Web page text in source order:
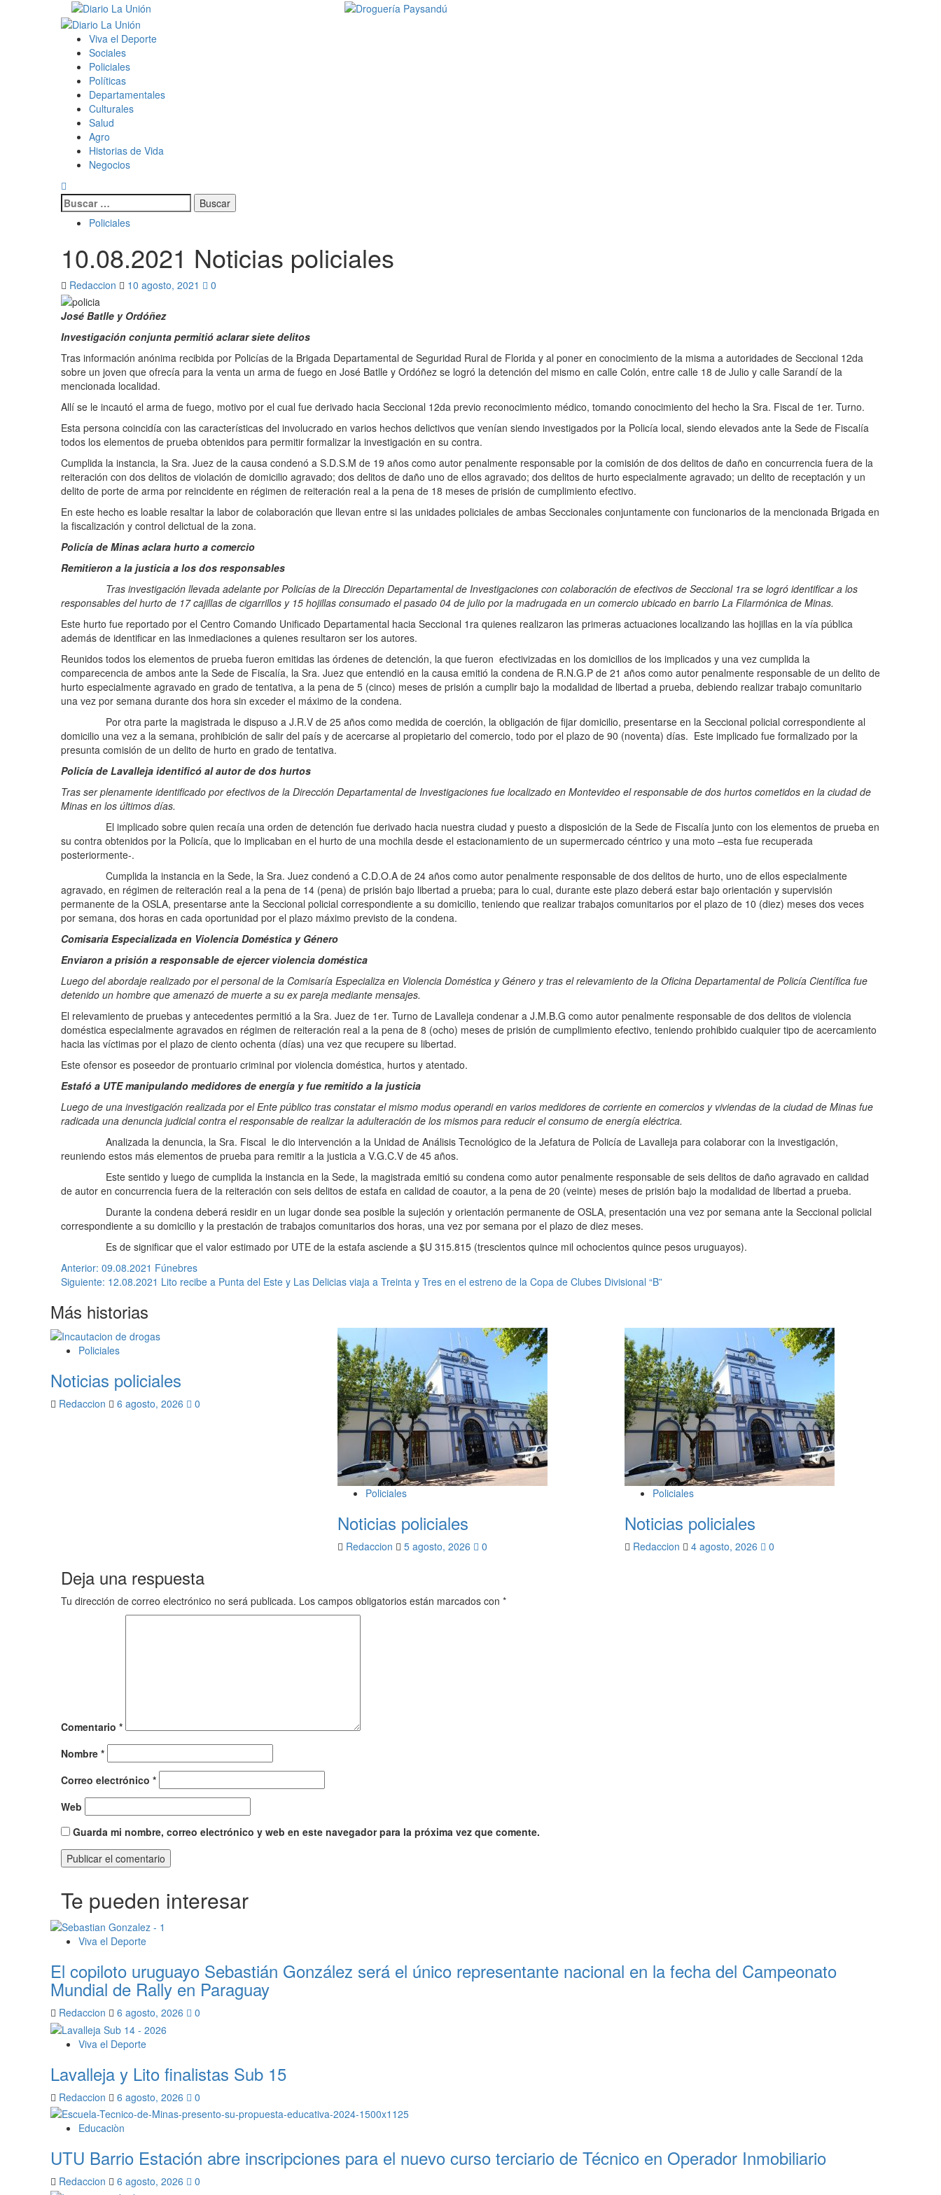
Menú
primarioViva el Deporte
Sociales
Policiales
Políticas
Departamentales
Culturales
Salud
Agro
Historias de Vida
Negocios
Buscar:
Policiales
10.08.2021 Noticias policiales
Redaccion 10 agosto, 2021 0
José Batlle y Ordóñez
Investigación conjunta permitió aclarar siete delitos
Tras información anónima recibida por Policías de la Brigada Departamental de Seguridad Rural de Florida y al poner en conocimiento de la misma a autoridades de Seccional 12da
sobre un joven que ofrecía para la venta un arma de fuego en José Batlle y Ordóñez se logró la detención del mismo en calle Colón, entre calle 18 de Julio y calle Sarandí de la
mencionada localidad.
Allí se le incautó el arma de fuego, motivo por el cual fue derivado hacia Seccional 12da previo reconocimiento médico, tomando conocimiento del hecho la Sra. Fiscal de 1er. Turno.
Esta persona coincidía con las características del involucrado en varios hechos delictivos que venían siendo investigados por la Policía local, siendo elevados ante la Sede de Fiscalía
todos los elementos de prueba obtenidos para permitir formalizar la investigación en su contra.
Cumplida la instancia, la Sra. Juez de la causa condenó a S.D.S.M de 19 años como autor penalmente responsable por la comisión de dos delitos de daño en concurrencia fuera de la
reiteración con dos delitos de violación de domicilio agravado; dos delitos de daño uno de ellos agravado; dos delitos de hurto especialmente agravado; un delito de receptación y un
delito de porte de arma por reincidente en régimen de reiteración real a la pena de 18 meses de prisión de cumplimiento efectivo.
En este hecho es loable resaltar la labor de colaboración que llevan entre si las unidades policiales de ambas Seccionales conjuntamente con funcionarios de la mencionada Brigada en
la fiscalización y control delictual de la zona.
Policía de Minas aclara hurto a comercio
Remitieron a la justicia a los dos responsables
Tras investigación llevada adelante por Policías de la Dirección Departamental de Investigaciones con colaboración de efectivos de Seccional 1ra se logró identificar a los
responsables del hurto de 17 cajillas de cigarrillos y 15 hojillas consumado el pasado 04 de julio por la madrugada en un comercio ubicado en barrio La Filarmónica de Minas.
Este hurto fue reportado por el Centro Comando Unificado Departamental hacia Seccional 1ra quienes realizaron las primeras actuaciones localizando las hojillas en la vía pública
además de identificar en las inmediaciones a quienes resultaron ser los autores.
Reunidos todos los elementos de prueba fueron emitidas las órdenes de detención, la que fueron efectivizadas en los domicilios de los implicados y una vez cumplida la
comparecencia de ambos ante la Sede de Fiscalía, la Sra. Juez que entendió en la causa emitió la condena de R.N.G.P de 21 años como autor penalmente responsable de un delito de
hurto especialmente agravado en grado de tentativa, a la pena de 5 (cinco) meses de prisión a cumplir bajo la modalidad de libertad a prueba, debiendo realizar trabajo comunitario
una vez por semana durante dos hora sin exceder el máximo de la condena.
Por otra parte la magistrada le dispuso a J.R.V de 25 años como medida de coerción, la obligación de fijar domicilio, presentarse en la Seccional policial correspondiente al
domicilio una vez a la semana, prohibición de salir del país y de acercarse al propietario del comercio, todo por el plazo de 90 (noventa) días. Este implicado fue formalizado por la
presunta comisión de un delito de hurto en grado de tentativa.
Policía de Lavalleja identificó al autor de dos hurtos
Tras ser plenamente identificado por efectivos de la Dirección Departamental de Investigaciones fue localizado en Montevideo el responsable de dos hurtos cometidos en la ciudad de
Minas en los últimos días.
El implicado sobre quien recaía una orden de detención fue derivado hacia nuestra ciudad y puesto a disposición de la Sede de Fiscalía junto con los elementos de prueba en
su contra obtenidos por la Policía, que lo implicaban en el hurto de una mochila desde el estacionamiento de un supermercado céntrico y una moto –esta fue recuperada
posteriormente-.
Cumplida la instancia en la Sede, la Sra. Juez condenó a C.D.O.A de 24 años como autor penalmente responsable de dos delitos de hurto, uno de ellos especialmente
agravado, en régimen de reiteración real a la pena de 14 (pena) de prisión bajo libertad a prueba; para lo cual, durante este plazo deberá estar bajo orientación y supervisión
permanente de la OSLA, presentarse ante la Seccional policial correspondiente a su domicilio, teniendo que realizar trabajos comunitarios por el plazo de 10 (diez) meses dos veces
por semana, dos horas en cada oportunidad por el plazo máximo previsto de la condena.
Comisaria Especializada en Violencia Doméstica y Género
Enviaron a prisión a responsable de ejercer violencia doméstica
Luego del abordaje realizado por el personal de la Comisaría Especializa en Violencia Doméstica y Género y tras el relevamiento de la Oficina Departamental de Policía Científica fue
detenido un hombre que amenazó de muerte a su ex pareja mediante mensajes.
El relevamiento de pruebas y antecedentes permitió a la Sra. Juez de 1er. Turno de Lavalleja condenar a J.M.B.G como autor penalmente responsable de dos delitos de violencia
doméstica especialmente agravados en régimen de reiteración real a la pena de 8 (ocho) meses de prisión de cumplimiento efectivo, teniendo prohibido cualquier tipo de acercamiento
hacia las víctimas por el plazo de ciento ochenta (días) una vez que recupere su libertad.
Este ofensor es poseedor de prontuario criminal por violencia doméstica, hurtos y atentado.
Estafó a UTE manipulando medidores de energía y fue remitido a la justicia
Luego de una investigación realizada por el Ente público tras constatar el mismo modus operandi en varios medidores de corriente en comercios y viviendas de la ciudad de Minas fue
radicada una denuncia judicial contra el responsable de realizar la adulteración de los mismos para reducir el consumo de energía eléctrica.
Analizada la denuncia, la Sra. Fiscal le dio intervención a la Unidad de Análisis Tecnológico de la Jefatura de Policía de Lavalleja para colaborar con la investigación,
reuniendo estos más elementos de prueba para remitir a la justicia a V.G.C.V de 45 años.
Este sentido y luego de cumplida la instancia en la Sede, la magistrada emitió su condena como autor penalmente responsable de seis delitos de daño agravado en calidad
de autor en concurrencia fuera de la reiteración con seis delitos de estafa en calidad de coautor, a la pena de 20 (veinte) meses de prisión bajo la modalidad de libertad a prueba.
Durante la condena deberá residir en un lugar donde sea posible la sujeción y orientación permanente de OSLA, presentación una vez por semana ante la Seccional policial
correspondiente a su domicilio y la prestación de trabajos comunitarios dos horas, una vez por semana por el plazo de diez meses.
Es de significar que el valor estimado por UTE de la estafa asciende a $U 315.815 (trescientos quince mil ochocientos quince pesos uruguayos).
Navegación
de
entradas
Anterior: 09.08.2021 Fúnebres
Siguiente: 12.08.2021 Lito recibe a Punta del Este y Las Delicias viaja a Treinta y Tres en el estreno de la Copa de Clubes Divisional “B”
Más historias
Policiales
Noticias policiales
Redaccion 6 agosto, 2026 0
Policiales
Noticias policiales
Redaccion 5 agosto, 2026 0
Policiales
Noticias policiales
Redaccion 4 agosto, 2026 0
Deja una respuesta
Tu dirección de correo electrónico no será publicada. Los campos obligatorios están marcados con *
Comentario *
Nombre *
Correo electrónico *
Web
Guarda mi nombre, correo electrónico y web en este navegador para la próxima vez que comente.
Te pueden interesar
Viva el Deporte
El copiloto uruguayo Sebastián González será el único representante nacional en la fecha del Campeonato
Mundial de Rally en Paraguay
Redaccion 6 agosto, 2026 0
Viva el Deporte
Lavalleja y Lito finalistas Sub 15
Redaccion 6 agosto, 2026 0
Educaciòn
UTU Barrio Estación abre inscripciones para el nuevo curso terciario de Técnico en Operador Inmobiliario
Redaccion 6 agosto, 2026 0